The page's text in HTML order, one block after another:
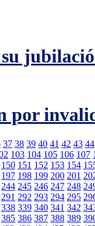
por
37 38 39 40 41 42 43 44
103 104 105 106 107
150 151 152 153 154
197 198 199 200 201
244 245 246 247 248
291 292 293 294 295
338 339 340 341 342
385 386 387 388 389